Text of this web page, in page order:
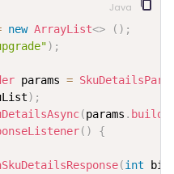
new ArrayList<> ( ) ;
) ;
params =
) ;
(params . build
( )
{
(int
Java